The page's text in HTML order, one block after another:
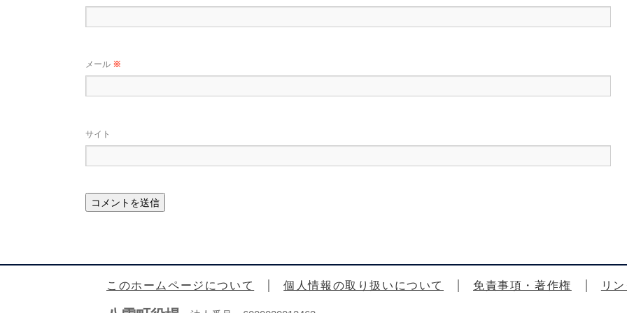
メール ※
サイト
このホームページについて 個人情報の取り扱いについて 免責事項・著作権 リ